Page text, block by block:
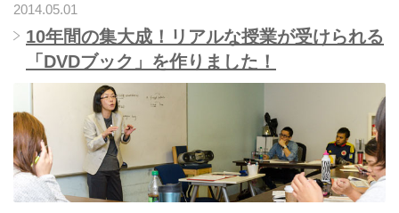
2014.05.01
10年間の集大成！リアルな授業が受けられる
「DVDブック」を作りました！